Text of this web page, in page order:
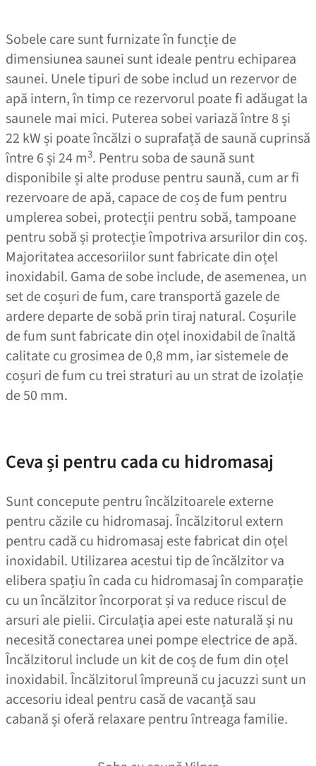
Sobele care sunt furnizate în funcție de
dimensiunea saunei sunt ideale pentru echiparea
saunei. Unele tipuri de sobe includ un rezervor de
apă intern, în timp ce rezervorul poate fi adăugat la
saunele mai mici. Puterea sobei variază între 8 și
22 kW și poate încălzi o suprafață de saună cuprinsă
între 6 și 24 m3. Pentru soba de saună sunt
disponibile și alte produse pentru saună, cum ar fi
rezervoare de apă, capace de coș de fum pentru
umplerea sobei, protecții pentru sobă, tampoane
pentru sobă și protecție împotriva arsurilor din coș.
Majoritatea accesoriilor sunt fabricate din oțel
inoxidabil. Gama de sobe include, de asemenea, un
set de coșuri de fum, care transportă gazele de
ardere departe de sobă prin tiraj natural. Coșurile
de fum sunt fabricate din oțel inoxidabil de înaltă
calitate cu grosimea de 0,8 mm, iar sistemele de
coșuri de fum cu trei straturi au un strat de izolație
de 50 mm.
Ceva și pentru cada cu hidromasaj
Sunt concepute pentru încălzitoarele externe
pentru căzile cu hidromasaj. Încălzitorul extern
pentru cadă cu hidromasaj este fabricat din oțel
inoxidabil. Utilizarea acestui tip de încălzitor va
elibera spațiu în cada cu hidromasaj în comparație
cu un încălzitor încorporat și va reduce riscul de
arsuri ale pielii. Circulația apei este naturală și nu
necesită conectarea unei pompe electrice de apă.
Încălzitorul include un kit de coș de fum din oțel
inoxidabil. Încălzitorul împreună cu jacuzzi sunt un
accesoriu ideal pentru casă de vacanță sau
cabană și oferă relaxare pentru întreaga familie.